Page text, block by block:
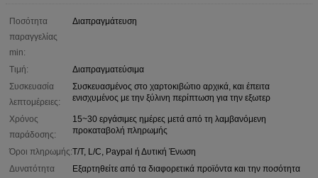
Ποσότητα
παραγγελίας
min:
Διαπραγμάτευση
Τιμή:
Διαπραγματεύσιμα
Συσκευασία
λεπτομέρειες:
Συσκευασμένος στο χαρτοκιβώτιο αρχικά, και έπειτα
ενισχυμένος με την ξύλινη περίπτωση για την εξωτερ
Χρόνος
παράδοσης:
15~30 εργάσιμες ημέρες μετά από τη λαμβανόμενη
προκαταβολή πληρωμής
Όροι πληρωμής:T/T, L/C, Paypal ή Δυτική Ένωση
Δυνατότητα
Εξαρτηθείτε από τα διαφορετικά προϊόντα και την ποσότητα